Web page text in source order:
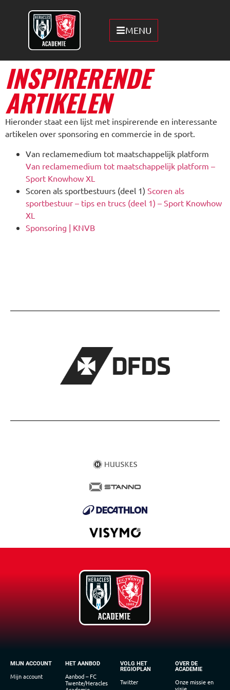
MENU
INSPIRERENDE
ARTIKELEN
Hieronder staat een lijst met inspirerende en interessante
artikelen over sponsoring en commercie in de sport.
Van reclamemedium tot maatschappelijk platform
Van reclamemedium tot maatschappelijk platform –
Sport Knowhow XL
Scoren als sportbestuurs (deel 1) Scoren als
sportbestuur – tips en trucs (deel 1) – Sport Knowhow
XL
Sponsoring | KNVB
MIJN ACCOUNT
Mijn account
HET AANBOD
Aanbod – FC
Twente/Heracles
VOLG HET
REGIOPLAN
Twitter
OVER DE
ACADEMIE
Onze missie en